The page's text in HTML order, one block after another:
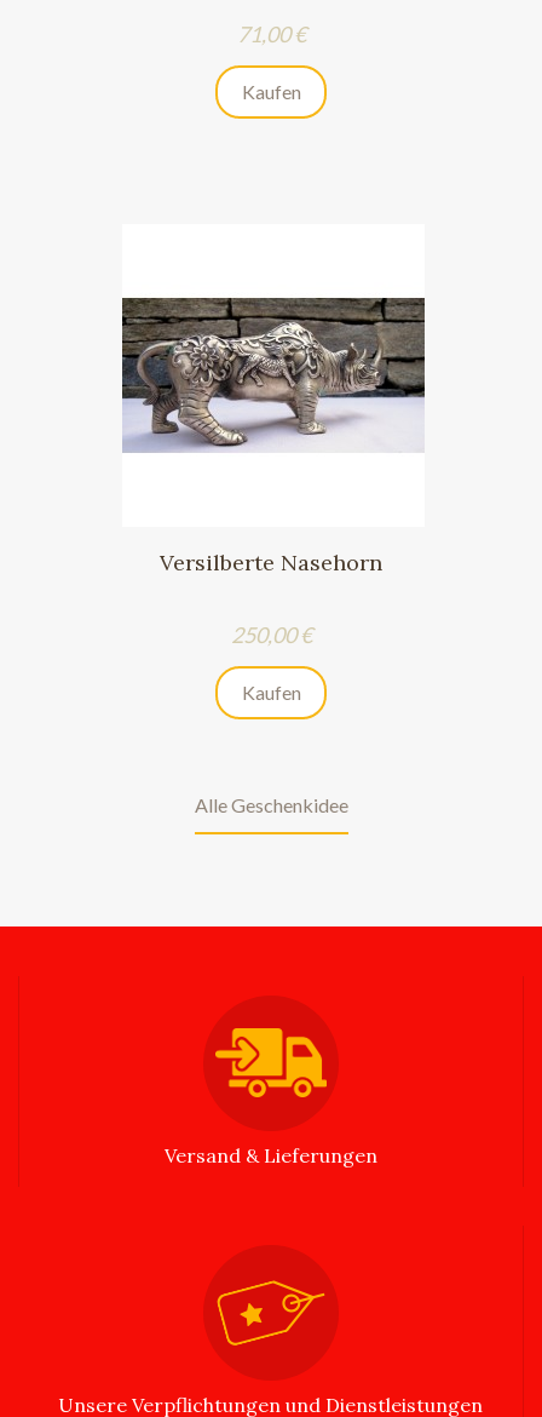
Preis
71,00 €
Kaufen
Versilberte Nasehorn
Preis
250,00 €
Kaufen
Alle Geschenkidee
Versand & Lieferungen
Unsere Verpflichtungen und Dienstleistungen